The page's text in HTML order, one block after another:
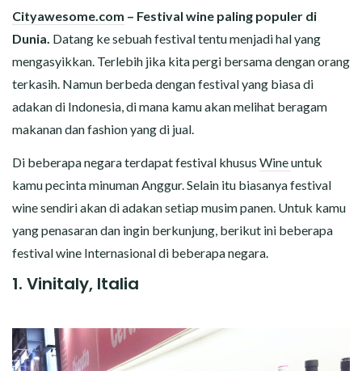
Cityawesome.com – Festival wine paling populer di
Dunia. Datang ke sebuah festival tentu menjadi hal yang
mengasyikkan. Terlebih jika kita pergi bersama dengan orang
terkasih. Namun berbeda dengan festival yang biasa di
adakan di Indonesia, di mana kamu akan melihat beragam
makanan dan fashion yang di jual.
Di beberapa negara terdapat festival khusus Wineuntuk
kamu pecinta minuman Anggur. Selain itu biasanya festival
wine sendiri akan di adakan setiap musim panen. Untuk kamu
yang penasaran dan ingin berkunjung, berikut ini beberapa
festival wine Internasional di beberapa negara.
1. Vinitaly, Italia